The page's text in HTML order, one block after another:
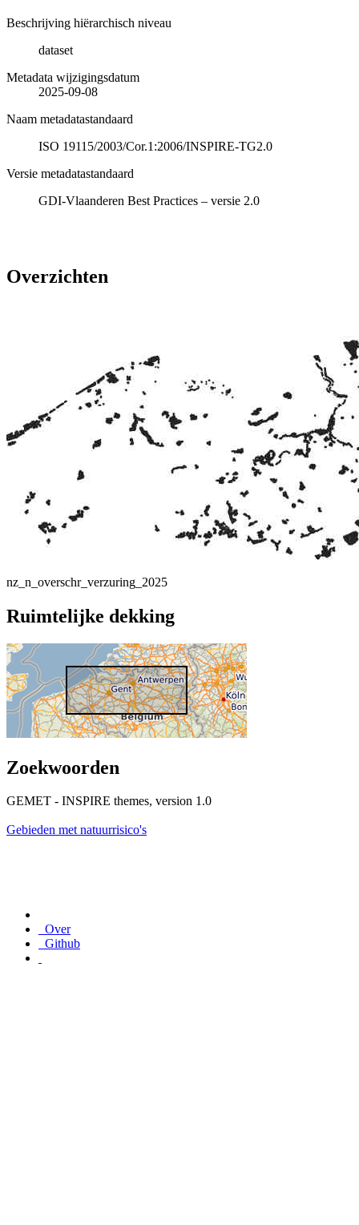
Beschrijving hiërarchisch niveau
dataset
Metadata wijzigingsdatum
2025-09-08
Naam metadatastandaard
ISO 19115/2003/Cor.1:2006/INSPIRE-TG2.0
Versie metadatastandaard
GDI-Vlaanderen Best Practices – versie 2.0
Overzichten
nz_n_overschr_verzuring_2025
Ruimtelijke dekking
Zoekwoorden
GEMET - INSPIRE themes, version 1.0
Gebieden met natuurrisico's
Over
Github